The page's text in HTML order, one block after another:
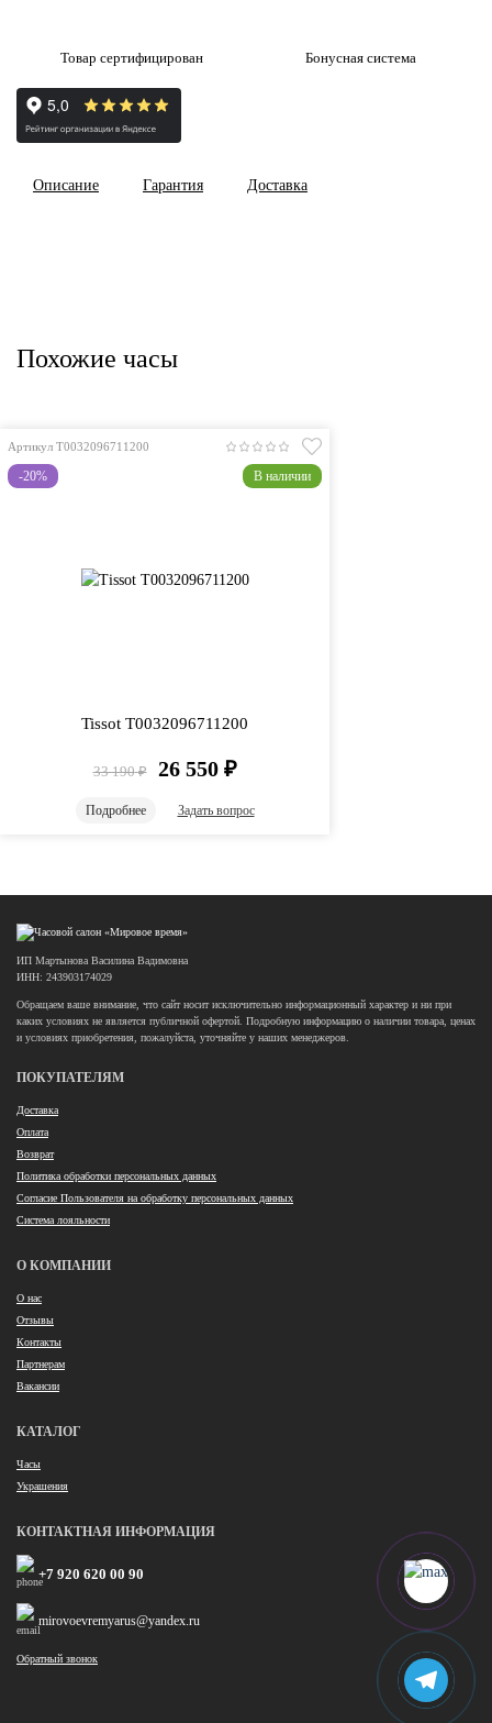
Товар сертифицирован Бонусная система
Описание Гарантия Доставка
Похожие часы
Артикул T0032096711200
-20% В наличии
Tissot T0032096711200
33 190 ₽ 26 550 ₽
Подробнее Задать вопрос
ИП Мартынова Василина Вадимовна
ИНН: 243903174029
Обращаем ваше внимание, что сайт носит исключительно информационный характер и ни при
каких условиях не является публичной офертой. Подробную информацию о наличии товара, ценах
и условиях приобретения, пожалуйста, уточняйте у наших менеджеров.
ПОКУПАТЕЛЯМ
Доставка
Оплата
Возврат
Политика обработки персональных данных
Согласие Пользователя на обработку персональных данных
Система лояльности
О КОМПАНИИ
О нас
Отзывы
Контакты
Партнерам
Вакансии
КАТАЛОГ
Часы
Украшения
КОНТАКТНАЯ ИНФОРМАЦИЯ
+7 920 620 00 90
mirovoevremyarus@yandex.ru
Обратный звонок